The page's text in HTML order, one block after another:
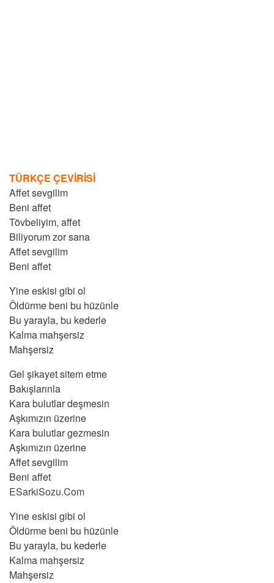
TÜRKÇE ÇEVİRİSİ
Affet sevgilim
Beni affet
Tövbeliyim, affet
Biliyorum zor sana
Affet sevgilim
Beni affet
Yine eskisi gibi ol
Öldürme beni bu hüzünle
Bu yarayla, bu kederle
Kalma mahşersiz
Mahşersiz
Gel şikayet sitem etme
Bakışlarınla
Kara bulutlar deşmesin
Aşkımızın üzerine
Kara bulutlar gezmesin
Aşkımızın üzerine
Affet sevgilim
Beni affet
ESarkiSozu.Com
Yine eskisi gibi ol
Öldürme beni bu hüzünle
Bu yarayla, bu kederle
Kalma mahşersiz
Mahşersiz